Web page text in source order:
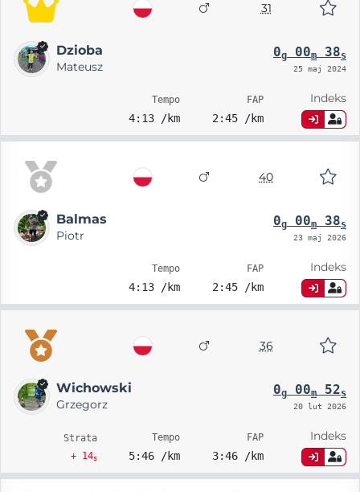
31
Dzioba
Mateusz
0g00m38s
25 maj 2024
Tempo
4:13 /km
FAP
2:45 /km
Indeks
40
Balmas
Piotr
0g00m38s
23 maj 2026
Tempo
4:13 /km
FAP
2:45 /km
Indeks
36
Wichowski
Grzegorz
0g00m52s
20 lut 2026
Strata
+ 14s
Tempo
5:46 /km
FAP
3:46 /km
Indeks